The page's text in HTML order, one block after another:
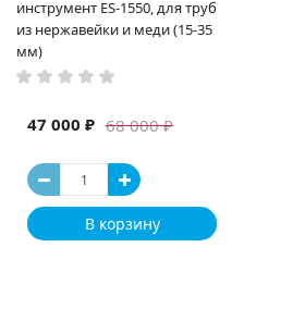
инструмент ES-1550, для труб
из нержавейки и меди (15-35
мм)
68 000 ₽
47 000 ₽
В корзину